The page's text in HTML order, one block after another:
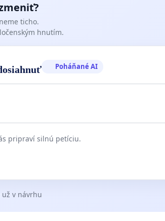
ticho.
hnutím.
Poháňané AI
pripraví silnú petíciu.
už v návrhu